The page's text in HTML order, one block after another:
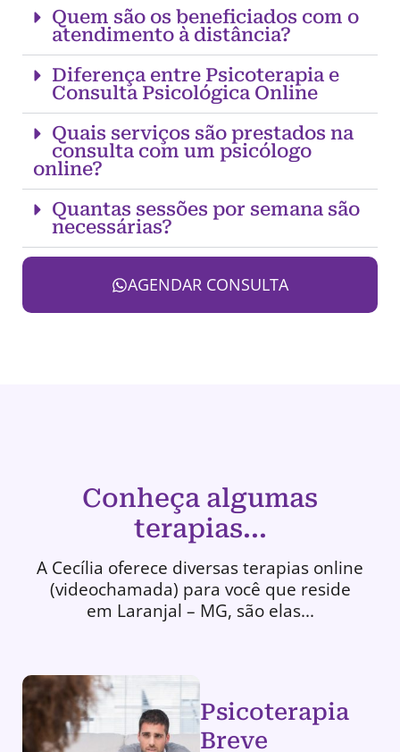
Quem são os beneficiados com o
atendimento à distância?
Diferença entre Psicoterapia e
Consulta Psicológica Online
Quais serviços são prestados na
consulta com um psicólogo
online?
Quantas sessões por semana são
necessárias?
AGENDAR CONSULTA
Conheça algumas
terapias...
A Cecília oferece diversas terapias online
(videochamada) para você que reside
em Laranjal – MG, são elas...
Psicoterapia
Breve